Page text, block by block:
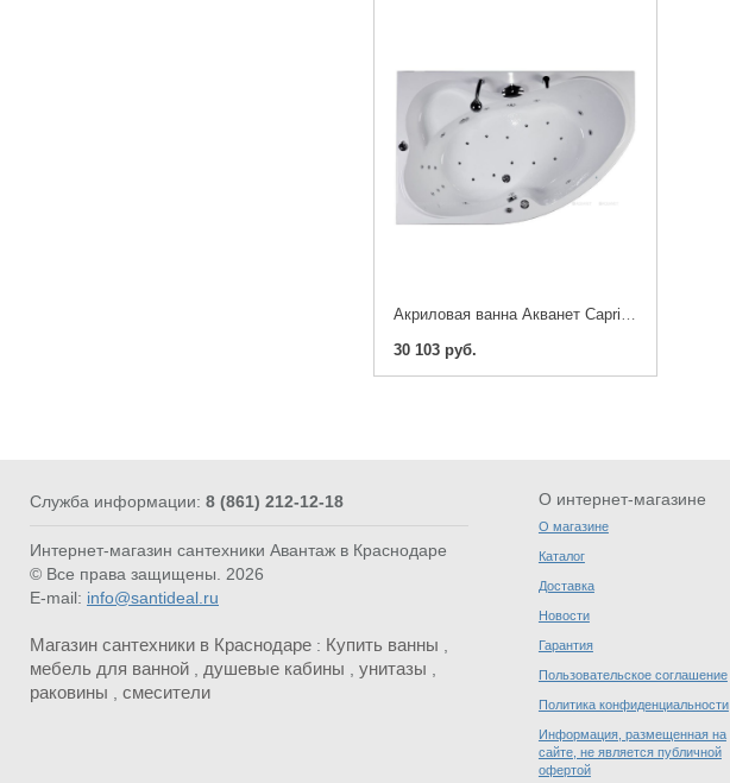
Акриловая ванна Акванет Capri 160*100
30 103 руб.
Служба информации: 8 (861) 212-12-18
Интернет-магазин сантехники Авантаж в Краснодаре
© Все права защищены. 2026
E-mail: info@santideal.ru
Магазин сантехники в Краснодаре : Купить ванны ,
мебель для ванной , душевые кабины , унитазы ,
раковины , смесители
О интернет-магазине
О магазине
Каталог
Доставка
Новости
Гарантия
Пользовательское соглашение
Политика конфиденциальности
Информация, размещенная на
сайте, не является публичной
офертой